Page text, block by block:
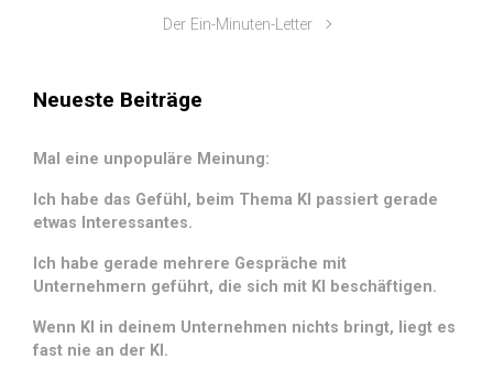
Der Ein-Minuten-Letter
Neueste Beiträge
Mal eine unpopuläre Meinung:
Ich habe das Gefühl, beim Thema KI passiert gerade
etwas Interessantes.
Ich habe gerade mehrere Gespräche mit
Unternehmern geführt, die sich mit KI beschäftigen.
Wenn KI in deinem Unternehmen nichts bringt, liegt es
fast nie an der KI.